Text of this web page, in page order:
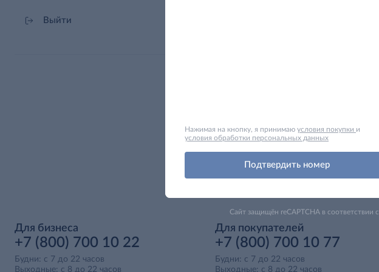
Выйти
Для бизнеса
+7 (800) 700 10 22
Будни: с 7 до 22 часов
Выходные: с 8 до 22 часов
Для покупателей
+7 (800) 700 10 77
Будни: с 7 до 22 часов
Выходные: с 8 до 22 часов
Подтвердить номер
Нажимая на кнопку, я принимаю условия покупки и
условия обработки персональных данных
Сайт защищён reCAPTCHA в соответствии с